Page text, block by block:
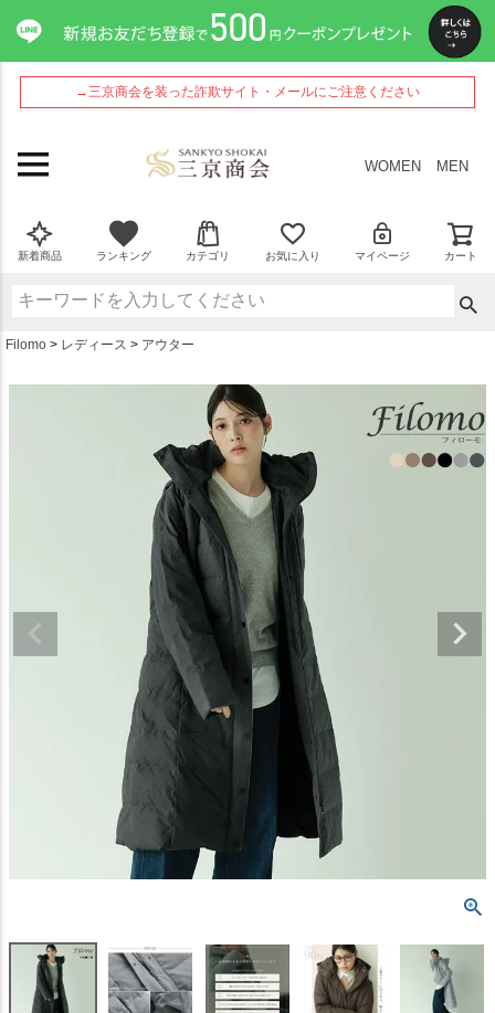
→三京商会を装った詐欺サイト・メールにご注意ください
WOMEN MEN
新着商品 ランキング カテゴリ お気に入り マイページ カート
Filomo レディース アウター
ペー
ジト
ップ
へ